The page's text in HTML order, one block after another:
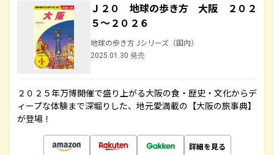
Ｊ２０ 地球の歩き方 大阪 ２０２
５～２０２６
地球の歩き方 Jシリーズ（国内）
2025.01.30 発売
２０２５年万博開催で盛り上がる大阪の食・歴史・文化からデ
ィープな体験まで深堀りした、地元愛満載の【大阪の旅事典】
が登場！
詳細を見る